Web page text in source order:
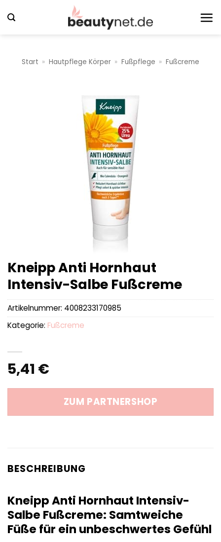
Inhalt
Start » Hautpflege Körper » Fußpflege » Fußcreme
Kneipp Anti Hornhaut
Intensiv-Salbe Fußcreme
5,41 €
ZUM PARTNERSHOP
Artikelnummer: 4008233170985
Kategorie: Fußcreme
BESCHREIBUNG
Kneipp Anti Hornhaut Intensiv-
Salbe Fußcreme: Samtweiche
Füße für ein unbeschwertes Gefühl